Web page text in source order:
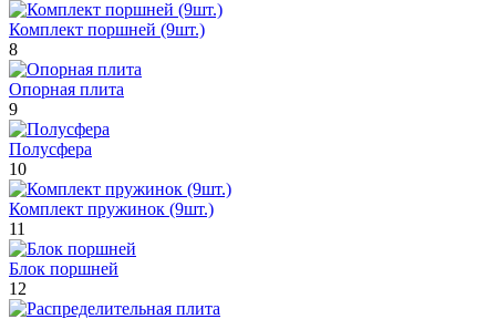
Комплект поршней (9шт.)
8
Опорная плита
9
Полусфера
10
Комплект пружинок (9шт.)
11
Блок поршней
12